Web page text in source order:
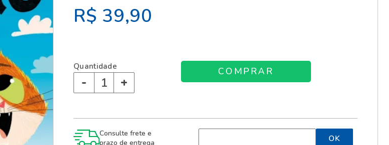
R$ 39,90
Quantidade
- +
Consulte frete e
prazo de entrega